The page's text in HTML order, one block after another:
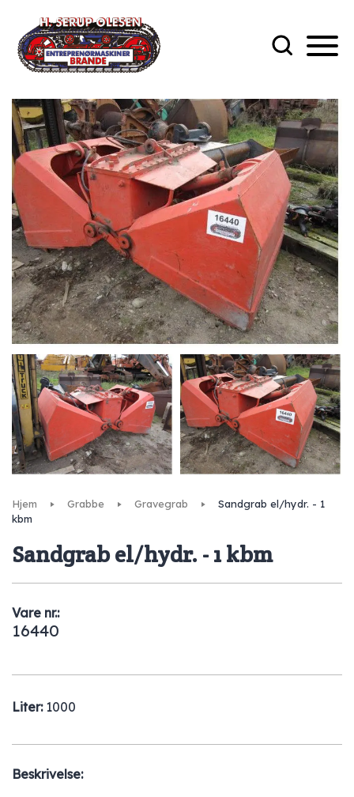
Hjem Grabbe Gravegrab
Sandgrab el/hydr. - 1
kbm
Sandgrab el/hydr. - 1 kbm
Vare nr.:
16440
Liter: 1000
Beskrivelse: